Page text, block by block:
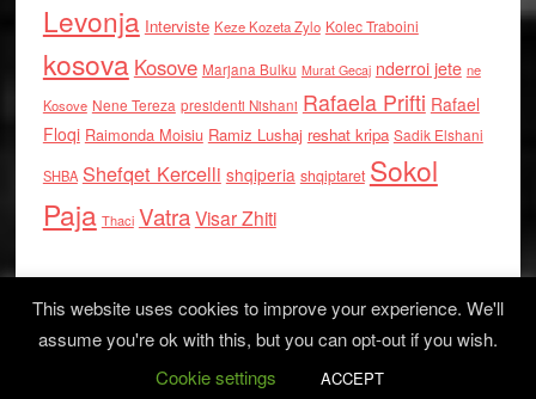
Levonja Interviste Keze Kozeta Zylo Kolec Traboini
kosova Kosove Marjana Bulku Murat Gecaj nderroi jete ne
Kosove Nene Tereza presidenti Nishani Rafaela Prifti Rafael
Floqi Raimonda Moisiu Ramiz Lushaj reshat kripa Sadik Elshani
SHBA Shefqet Kercelli shqiperia shqiptaret Sokol
Paja Thaci VatraVisar Zhiti
Log in
This website uses cookies to improve your experience. We'll
assume you're ok with this, but you can opt-out if you wish.
Cookie settings
ACCEPT